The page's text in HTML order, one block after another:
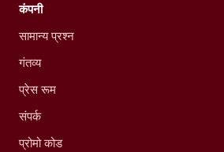
कंपनी
सामान्य प्रश्न
गंतव्य
प्रेस रूम
संपर्क
प्रोमो कोड